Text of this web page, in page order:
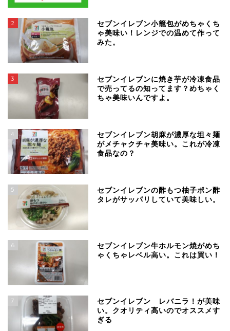
2
セブンイレブン小籠包がめちゃくち
ゃ美味い！レンジでの温めて作って
みた。
3
セブンイレブンに焼き芋が冷凍食品
で売ってるの知ってます？めちゃく
ちゃ美味いんですよ。
4
セブンイレブン胡麻が濃厚な坦々麺
がメチャクチャ美味い。これが冷凍
食品なの？
5
セブンイレブンの酢もつ柚子ポン酢
タレがサッパリしていて美味しい。
6
セブンイレブン牛ホルモン焼がめち
ゃくちゃレベル高い。これは買い！
7
セブンイレブン レバニラ！が美味
い。クオリティ高いのでオススメす
ぎる